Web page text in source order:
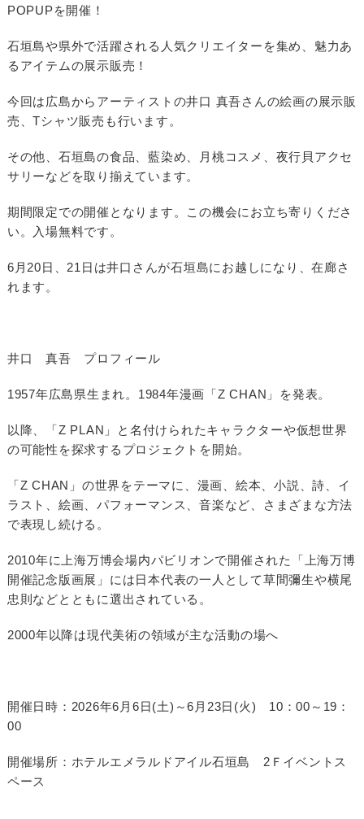
POPUPを開催！
石垣島や県外で活躍される人気クリエイターを集め、魅力あ
るアイテムの展示販売！
今回は広島からアーティストの井口 真吾さんの絵画の展示販
売、Tシャツ販売も行います。
その他、石垣島の食品、藍染め、月桃コスメ、夜行貝アクセ
サリーなどを取り揃えています。
期間限定での開催となります。この機会にお立ち寄りくださ
い。入場無料です。
6月20日、21日は井口さんが石垣島にお越しになり、在廊さ
れます。
井口 真吾 プロフィール
1957年広島県生まれ。1984年漫画「Z CHAN」を発表。
以降、「Z PLAN」と名付けられたキャラクターや仮想世界
の可能性を探求するプロジェクトを開始。
「Z CHAN」の世界をテーマに、漫画、絵本、小説、詩、イ
ラスト、絵画、パフォーマンス、音楽など、さまざまな方法
で表現し続ける。
2010年に上海万博会場内パビリオンで開催された「上海万博
開催記念版画展」には日本代表の一人として草間彌生や横尾
忠則などとともに選出されている。
2000年以降は現代美術の領域が主な活動の場へ
開催日時：2026年6月6日(土)～6月23日(火) 10：00～19：
00
開催場所：ホテルエメラルドアイル石垣島 2Ｆイベントス
ペース